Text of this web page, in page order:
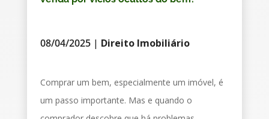
08/04/2025| Direito Imobiliário
Comprar um bem, especialmente um imóvel, é
um passo importante. Mas e quando o